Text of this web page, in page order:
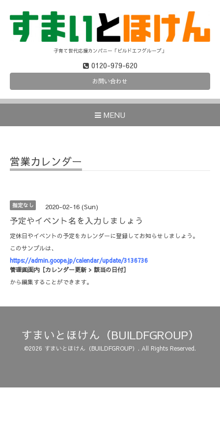
子育て世代応援カンパニー「ビルドエフグループ」
0120-979-620
お問い合わせ
MENU
営業カレンダー
指定なし 2020-02-16 (Sun)
予定やイベント名を入力しましょう
定休日やイベントの予定をカレンダーに登録してお知らせしましょう。
このサンプルは、
https://admin.goope.jp/calendar/update/3136736
管理画面内［カレンダー更新 > 該当の日付］
から編集することができます。
すまいとほけん（BUILDFGROUP）
©2026 すまいとほけん（BUILDFGROUP） . All Rights Reserved.